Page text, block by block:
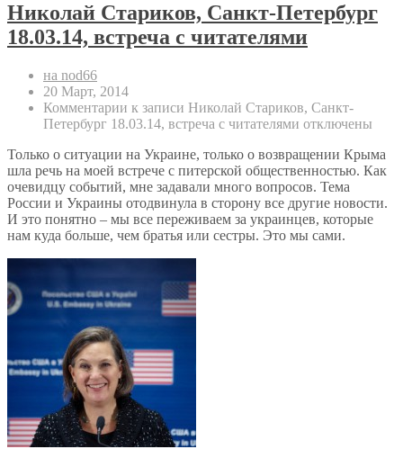
Николай Стариков, Санкт-Петербург
18.03.14, встреча с читателями
на nod66
20 Март, 2014
Комментарии к записи Николай Стариков, Санкт-
Петербург 18.03.14, встреча с читателями отключены
Только о ситуации на Украине, только о возвращении Крыма
шла речь на моей встрече с питерской общественностью. Как
очевидцу событий, мне задавали много вопросов. Тема
России и Украины отодвинула в сторону все другие новости.
И это понятно – мы все переживаем за украинцев, которые
нам куда больше, чем братья или сестры. Это мы сами.